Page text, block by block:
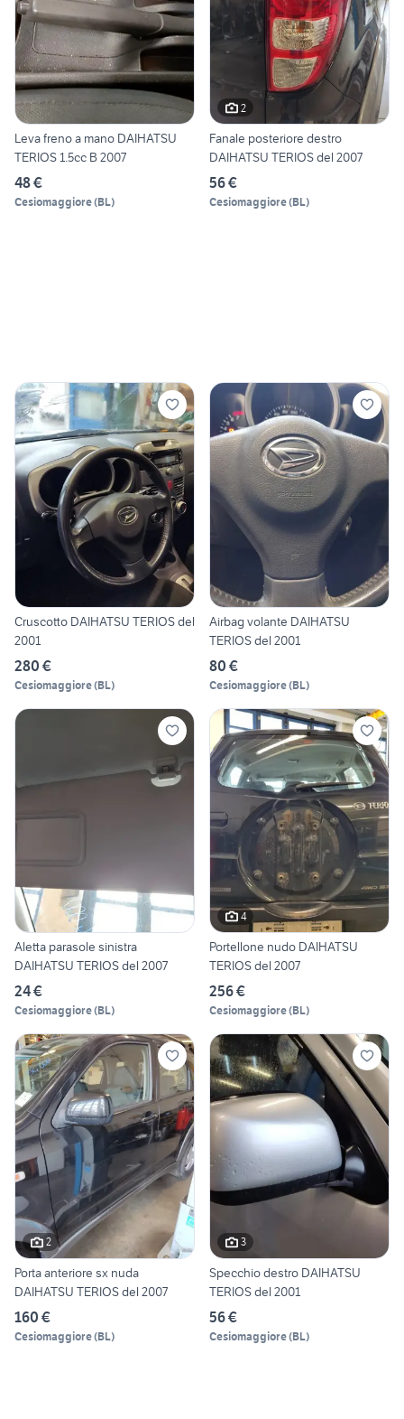
Leva freno a mano DAIHATSU
TERIOS 1.5cc B 2007
48 €
Cesiomaggiore(BL)
2
Fanale posteriore destro
DAIHATSU TERIOS del 2007
56 €
Cesiomaggiore(BL)
Cruscotto DAIHATSU TERIOS del
2001
280 €
Cesiomaggiore(BL)
Airbag volante DAIHATSU
TERIOS del 2001
80 €
Cesiomaggiore(BL)
Aletta parasole sinistra
DAIHATSU TERIOS del 2007
24 €
Cesiomaggiore(BL)
4
Portellone nudo DAIHATSU
TERIOS del 2007
256 €
Cesiomaggiore(BL)
2
Porta anteriore sx nuda
DAIHATSU TERIOS del 2007
160 €
Cesiomaggiore(BL)
3
Specchio destro DAIHATSU
TERIOS del 2001
56 €
Cesiomaggiore(BL)